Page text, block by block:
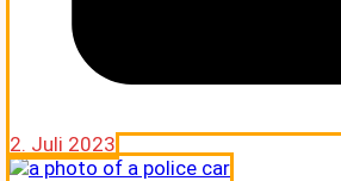
2. Juli 2023